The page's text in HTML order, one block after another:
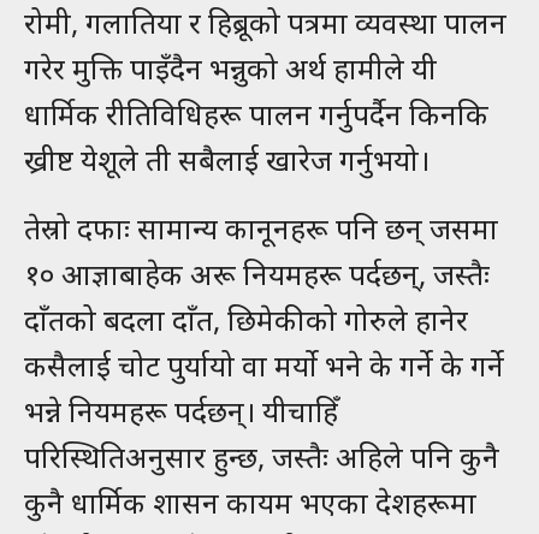
रोमी, गलातिया र हिब्रूको पत्रमा व्यवस्था पालन
गरेर मुक्ति पाइँदैन भन्नुको अर्थ हामीले यी
धार्मिक रीतिविधिहरू पालन गर्नुपर्दैन किनकि
ख्रीष्ट येशूले ती सबैलाई खारेज गर्नुभयो।
तेस्रो दफाः सामान्य कानूनहरू पनि छन् जसमा
१० आज्ञाबाहेक अरू नियमहरू पर्दछन्, जस्तैः
दाँतको बदला दाँत, छिमेकीको गोरुले हानेर
कसैलाई चोट पुर्यायो वा मर्यो भने के गर्ने के गर्ने
भन्ने नियमहरू पर्दछन्। यीचाहिँ
परिस्थितिअनुसार हुन्छ, जस्तैः अहिले पनि कुनै
कुनै धार्मिक शासन कायम भएका देशहरूमा